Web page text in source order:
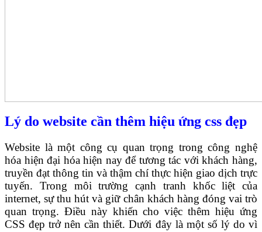
Lý do website cần thêm hiệu ứng css đẹp
Website là một công cụ quan trọng trong công nghệ
hóa hiện đại hóa hiện nay để tương tác với khách hàng,
truyền đạt thông tin và thậm chí thực hiện giao dịch trực
tuyến. Trong môi trường cạnh tranh khốc liệt của
internet, sự thu hút và giữ chân khách hàng đóng vai trò
quan trọng. Điều này khiến cho việc thêm hiệu ứng
CSS đẹp trở nên cần thiết. Dưới đây là một số lý do vì